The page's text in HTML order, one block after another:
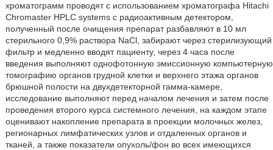
хроматограмм проводят с использованием хроматографа Hitachi
Chromaster HPLC systems с радиоактивным детектором,
полученный после очищения препарат разбавляют в 10 мл
стерильного 0,9% раствора NaCl, забирают через стерилизующий
фильтр и медленно вводят пациенту, через 4 часа после
введения выполняют однофотонную эмиссионную компьютерную
томографию органов грудной клетки и верхнего этажа органов
брюшной полости на двухдетекторной гамма-камере,
исследование выполняют перед началом лечения и затем после
проведения второго курса системного лечения, на каждом этапе
оценивают накопление препарата в проекции молочных желез,
регионарных лимфатических узлов и отдаленных органов и
тканей, а также показатели опухоль/фон во всех имеющихся